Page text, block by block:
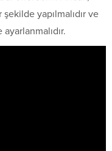
yapılmalıdır ve